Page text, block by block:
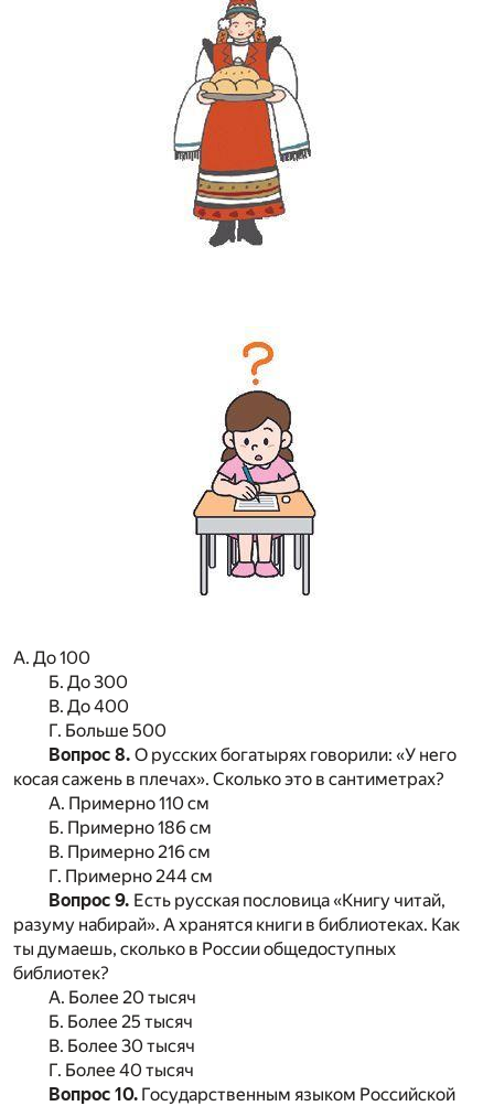
А. До 100
Б. До 300
В. До 400
Г. Больше 500
Вопрос 8. О русских богатырях говорили: «У него
косая сажень в плечах». Сколько это в сантиметрах?
А. Примерно 110 см
Б. Примерно 186 см
В. Примерно 216 см
Г. Примерно 244 см
Вопрос 9. Есть русская пословица «Книгу читай,
разуму набирай». А хранятся книги в библиотеках. Как
ты думаешь, сколько в России общедоступных
библиотек?
А. Более 20 тысяч
Б. Более 25 тысяч
В. Более 30 тысяч
Г. Более 40 тысяч
Вопрос 10. Государственным языком Российской